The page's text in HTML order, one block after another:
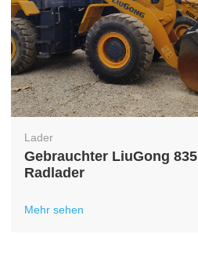
Lader
Gebrauchter LiuGong 835
Radlader
Mehr sehen